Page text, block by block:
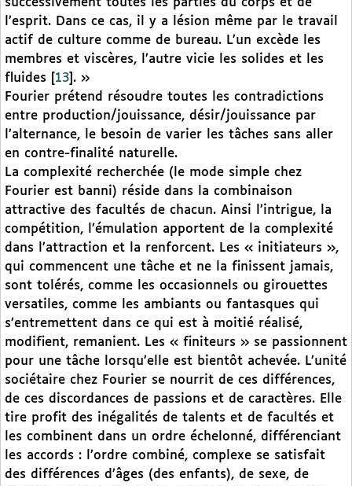
successivement toutes les parties du corps et de
l’esprit. Dans ce cas, il y a lésion même par le travail
actif de culture comme de bureau. L’un excède les
membres et viscères, l’autre vicie les solides et les
fluides
13 . »
Fourier prétend résoudre toutes les contradictions
entre production/jouissance, désir/jouissance par
l’alternance, le besoin de varier les tâches sans aller
en contre-finalité naturelle.
La complexité recherchée (le mode simple chez
Fourier est banni) réside dans la combinaison
attractive des facultés de chacun. Ainsi l’intrigue, la
compétition, l’émulation apportent de la complexité
dans l’attraction et la renforcent. Les « initiateurs »,
qui commencent une tâche et ne la finissent jamais,
sont tolérés, comme les occasionnels ou girouettes
versatiles, comme les ambiants ou fantasques qui
s’entremettent dans ce qui est à moitié réalisé,
modifient, remanient. Les « finiteurs » se passionnent
pour une tâche lorsqu’elle est bientôt achevée. L’unité
sociétaire chez Fourier se nourrit de ces différences,
de ces discordances de passions et de caractères. Elle
tire profit des inégalités de talents et de facultés et
les combinent dans un ordre échelonné, différenciant
les accords : l’ordre combiné, complexe se satisfait
des différences d’âges (des enfants), de sexe, de